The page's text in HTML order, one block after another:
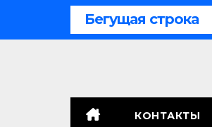
Бегущая строка
сенат принимает по Грэму закон
КОНТАКТЫ